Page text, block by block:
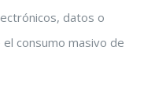
datos o
consumo masivo de